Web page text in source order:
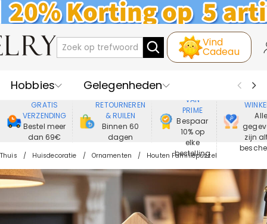
Vind
Cadeau
Hobbies
Gelegenheden
Recipienten
Best Verkochte
Nieuwe
Juwelen
Wonen&Leven
Kleding
GRATIS
VERZENDING
Bestel meer
dan 69€
RETOURNEREN
& RUILEN
Binnen 60
dagen
VAN
PRIME
Bespaar
10% op
elke
bestelling
Alle
zijn
Thuis Huisdecoratie Ornamenten Houten Familiepuzzel